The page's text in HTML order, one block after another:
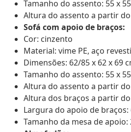
Tamanho do assento: 55 x
Altura do assento a partir
Sofá com apoio de braços:
Cor: cinzento
Material: vime PE, aço
Dimensões: 62/85 x 62 x 69
Tamanho do assento: 55 x
Altura do assento a partir
Altura dos braços a partir
Largura do apoio de braços:
Tamanho da mesa de apoio: